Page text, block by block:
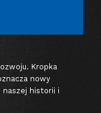
Kropka
nowy
naszej historii i